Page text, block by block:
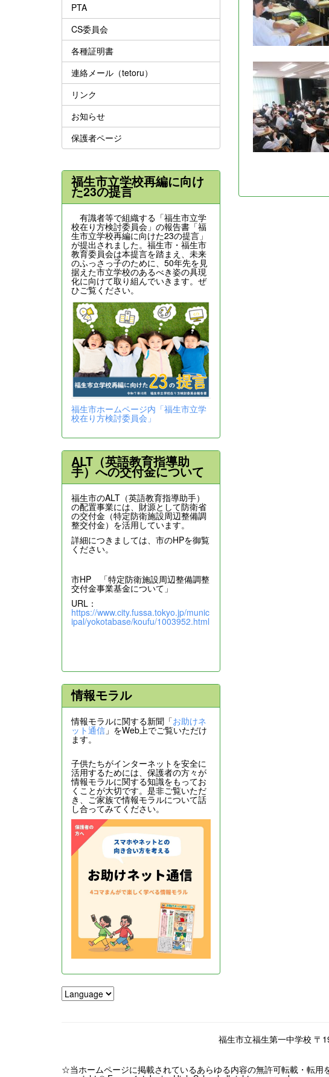
PTA
CS委員会
各種証明書
連絡メール（tetoru）
リンク
お知らせ
保護者ページ
福生市立学校再編に向け
た23の提言
有識者等で組織する「福生市立学
校在り方検討委員会」の報告書「福
生市立学校再編に向けた23の提言」
が提出されました。福生市・福生市
教育委員会は本提言を踏まえ、未来
のふっさっ子のために、50年先を見
据えた市立学校のあるべき姿の具現
化に向けて取り組んでいきます。ぜ
ひご覧ください。
福生市ホームページ内「福生市立学
校在り方検討委員会」
ALT（英語教育指導助
手）への交付金について
福生市のALT（英語教育指導助手）
の配置事業には、財源として防衛省
の交付金（特定防衛施設周辺整備調
整交付金）を活用しています。
詳細につきましては、市のHPを御覧
ください。
市HP 「特定防衛施設周辺整備調整
交付金事業基金について」
URL：
https://www.city.fussa.tokyo.jp/munic
ipal/yokotabase/koufu/1003952.html
情報モラル
情報モラルに関する新聞「お助けネ
ット通信 」をWeb上でご覧いただけ
ます。
子供たちがインターネットを安全に
活用するためには、保護者の方々が
情報モラルに関する知識をもってお
くことが大切です。是非ご覧いただ
き、ご家族で情報モラルについて話
し合ってみてください。
福生市立福生第一中学校 〒
☆当ホームページに掲載されているあらゆる内容の無許可転載・転用